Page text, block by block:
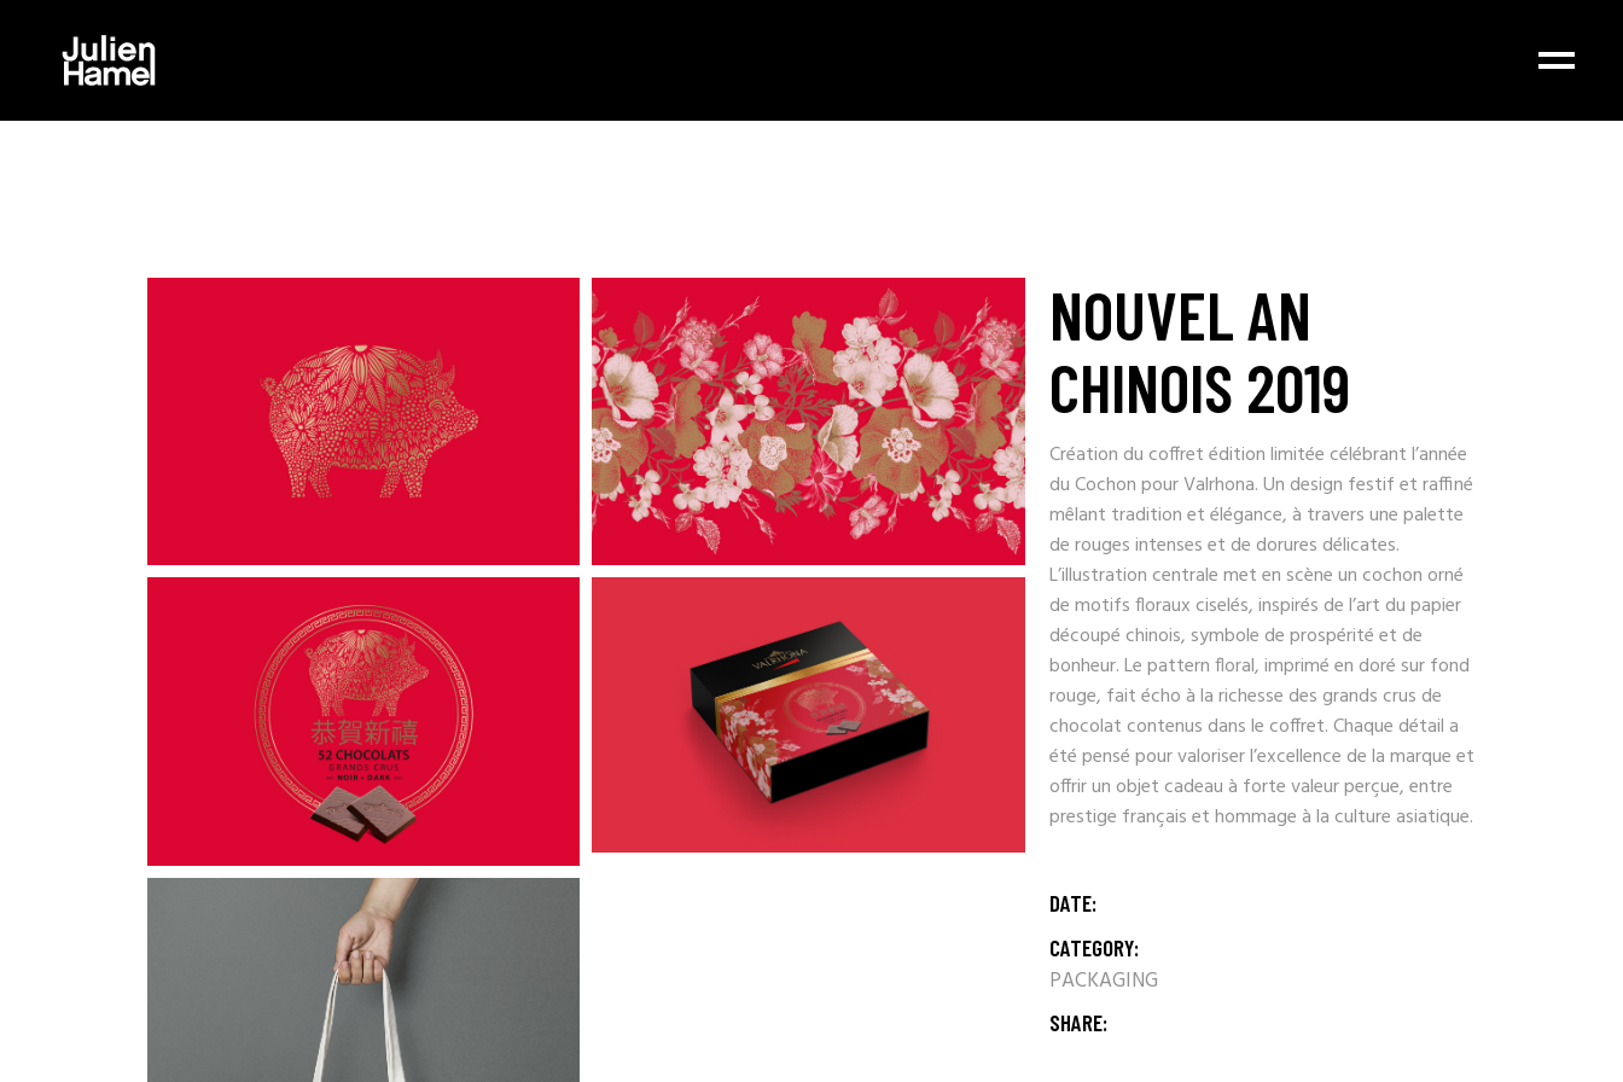
NOUVEL AN
CHINOIS 2019
Création du coffret édition limitée célébrant l’année
du Cochon pour Valrhona. Un design festif et raffiné
mêlant tradition et élégance, à travers une palette
de rouges intenses et de dorures délicates.
L’illustration centrale met en scène un cochon orné
de motifs floraux ciselés, inspirés de l’art du papier
découpé chinois, symbole de prospérité et de
bonheur. Le pattern floral, imprimé en doré sur fond
rouge, fait écho à la richesse des grands crus de
chocolat contenus dans le coffret. Chaque détail a
été pensé pour valoriser l’excellence de la marque et
offrir un objet cadeau à forte valeur perçue, entre
prestige français et hommage à la culture asiatique.
DATE:
CATEGORY:
PACKAGING
SHARE: